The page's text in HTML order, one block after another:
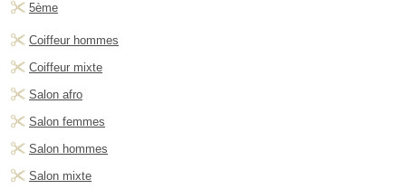
5ème
Coiffeur hommes
Coiffeur mixte
Salon afro
Salon femmes
Salon hommes
Salon mixte